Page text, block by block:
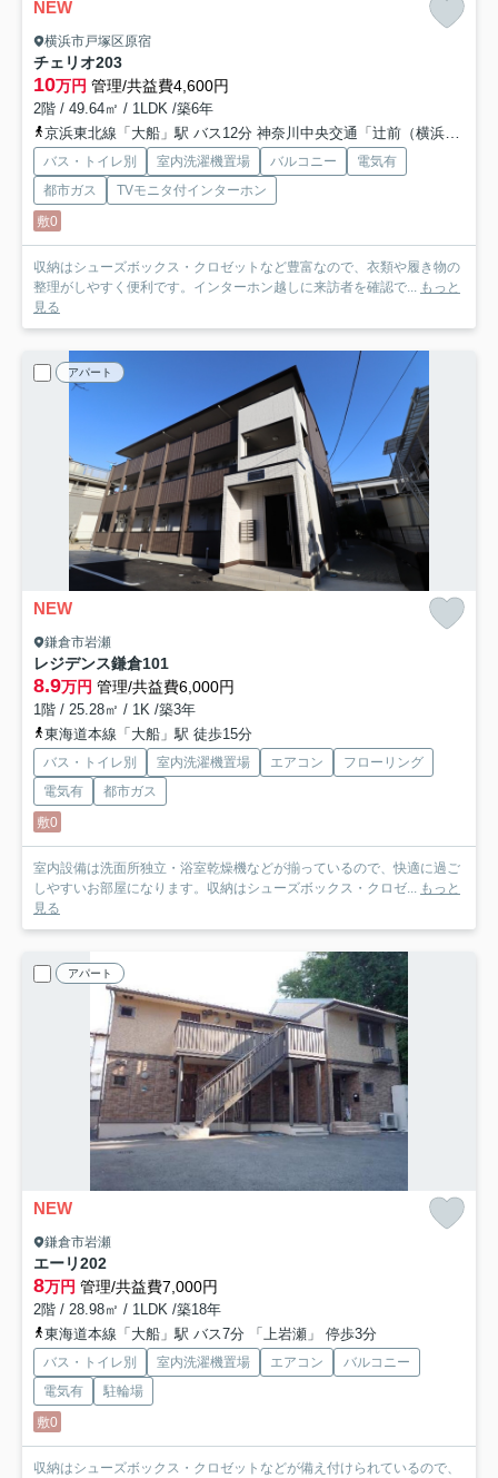
NEW
横浜市戸塚区原宿
チェリオ203
10万円 管理/共益費4,600円
2階 / 49.64㎡ / 1LDK /築6年
京浜東北線「大船」駅 バス12分 神奈川中央交通「辻前（横浜市栄区）」 停歩12分
バス・トイレ別 室内洗濯機置場 バルコニー
電気有
都市ガス
TVモニタ付インターホン
敷0
収納はシューズボックス・クロゼットなど豊富なので、衣類や履き物の
整理がしやすく便利です。インターホン越しに来訪者を確認で... もっと
見る
アパート
NEW
鎌倉市岩瀬
レジデンス鎌倉101
8.9万円 管理/共益費6,000円
1階 / 25.28㎡ / 1K /築3年
東海道本線「大船」駅 徒歩15分
バス・トイレ別 室内洗濯機置場 エアコン
フローリング
電気有
都市ガス
敷0
室内設備は洗面所独立・浴室乾燥機などが揃っているので、快適に過ご
しやすいお部屋になります。収納はシューズボックス・クロゼ...
もっと
見る
アパート
NEW
鎌倉市岩瀬
エーリ202
8万円 管理/共益費7,000円
2階 / 28.98㎡ / 1LDK /築18年
東海道本線「大船」駅 バス7分 「上岩瀬」 停歩3分
バス・トイレ別 室内洗濯機置場 エアコン
バルコニー
電気有
駐輪場
敷0
収納はシューズボックス・クロゼットなどが備え付けられているので、